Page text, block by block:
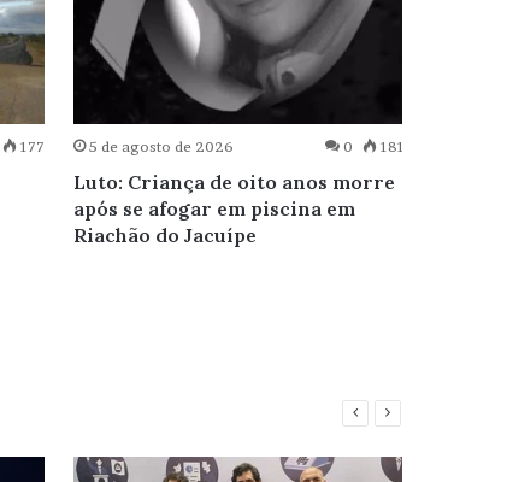
177 5 de agosto de 2026 0 181
Luto: Criança de oito anos morre
após se afogar em piscina em
Riachão do Jacuípe